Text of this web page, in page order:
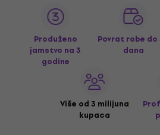
Produženo
jamstvo na 3
godine
Povrat robe do
dana
Više od 3 milijuna
kupaca